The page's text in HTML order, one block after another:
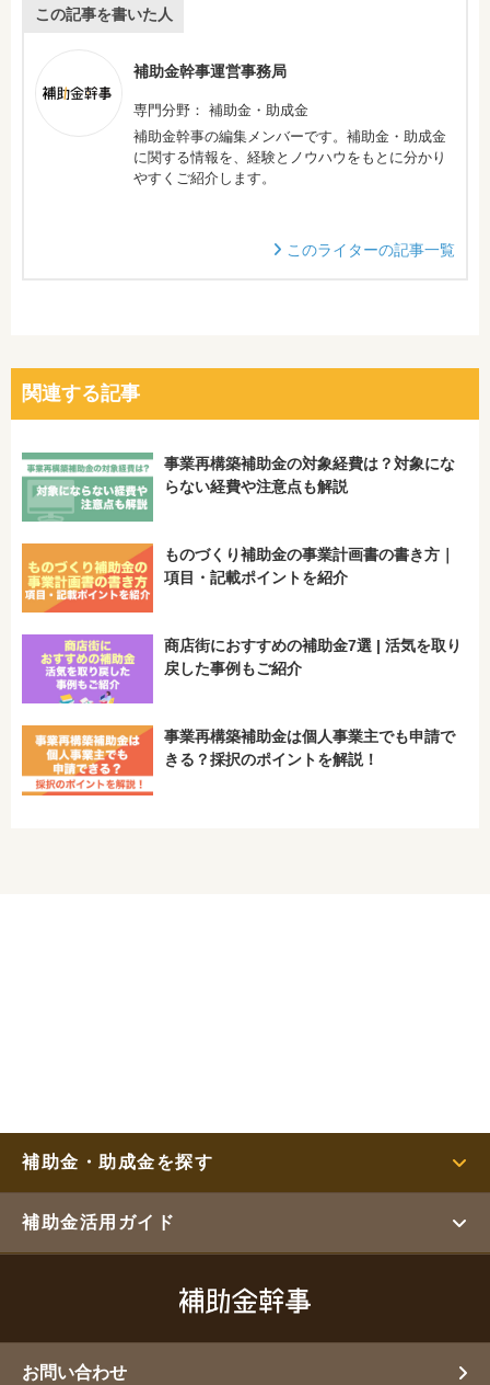
この記事を書いた人
補助金幹事運営事務局
専門分野： 補助金・助成金
補助金幹事の編集メンバーです。補助金・助成金
に関する情報を、経験とノウハウをもとに分かり
やすくご紹介します。
このライターの記事一覧
関連する記事
事業再構築補助金の対象経費は？対象にな
らない経費や注意点も解説
ものづくり補助金の事業計画書の書き方｜
項目・記載ポイントを紹介
商店街におすすめの補助金7選 | 活気を取り
戻した事例もご紹介
事業再構築補助金は個人事業主でも申請で
きる？採択のポイントを解説！
補助金・助成金を探す
補助金活用ガイド
お問い合わせ